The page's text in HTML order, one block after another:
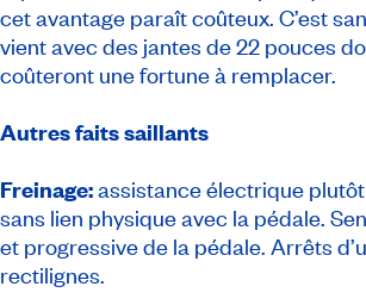
cet avantage paraît coûteux. C’est
vient avec des jantes de 22 pouces
coûteront une fortune à remplacer.
Autres faits saillants
Freinage:assistance électrique
sans lien physique avec la pédale.
et progressive de la pédale. Arrêts
rectilignes.